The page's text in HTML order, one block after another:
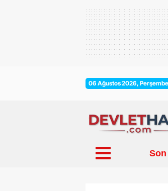
06 Ağustos 2026, Perşembe